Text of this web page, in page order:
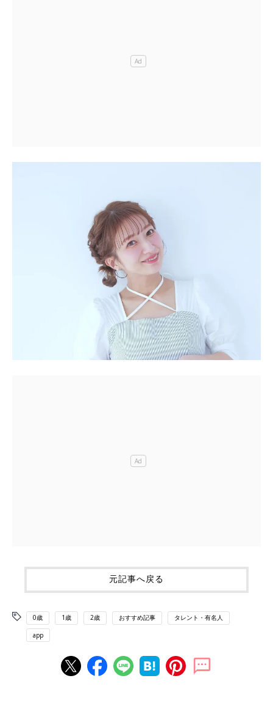
元記事へ戻る
0歳 1歳 2歳 おすすめ記事 タレント・有名人
app